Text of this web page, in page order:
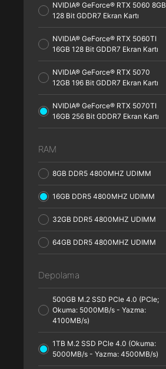
NVIDIA® GeForce® RTX 5060 8GB
128 Bit GDDR7 Ekran Kartı
NVIDIA® GeForce® RTX 5060TI
16GB 128 Bit GDDR7 Ekran Kartı
NVIDIA® GeForce® RTX 5070
12GB 196 Bit GDDR7 Ekran Kartı
NVIDIA® GeForce® RTX 5070TI
16GB 256 Bit GDDR7 Ekran Kartı
RAM
8GB DDR5 4800MHZ UDIMM
16GB DDR5 4800MHZ UDIMM
32GB DDR5 4800MHZ UDIMM
64GB DDR5 4800MHZ UDIMM
Depolama
500GB M.2 SSD PCle 4.0 (PCle;
Okuma: 5000MB/s - Yazma:
4100MB/s)
1TB M.2 SSD PCle 4.0 (Okuma:
5000MB/s - Yazma: 4500MB/s)